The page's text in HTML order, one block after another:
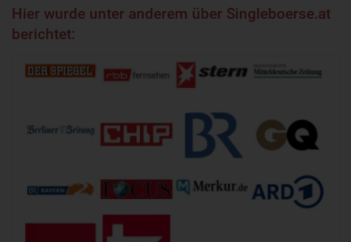
Hier wurde unter anderem über Singleboerse.at
berichtet: